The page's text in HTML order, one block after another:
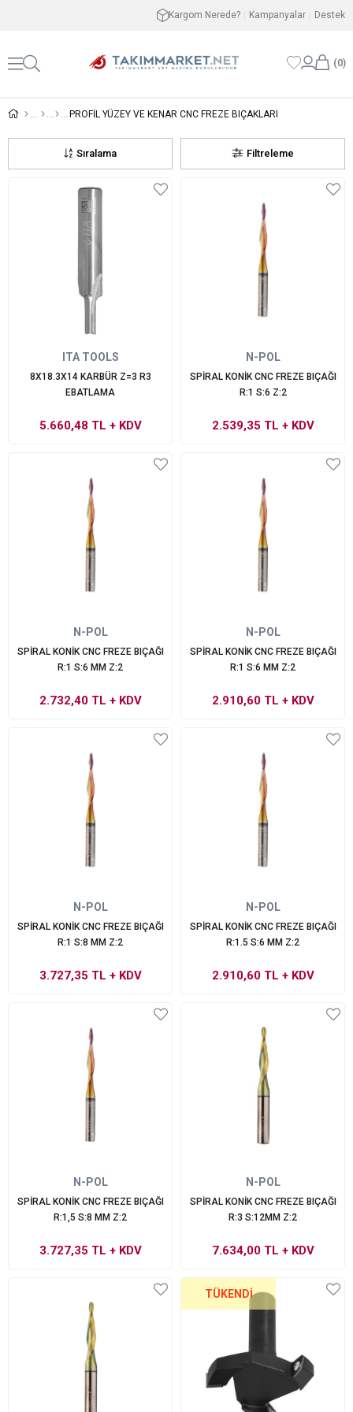
Kargom Nerede? Kampanyalar Destek
0
PROFİL YÜZEY VE KENAR CNC FREZE BIÇAKLARI
Filtreleme
Sıralama
ITA TOOLS
8X18.3X14 KARBÜR Z=3 R3
EBATLAMA
5.660,48 TL + KDV
N-POL
SPİRAL KONİK CNC FREZE BIÇAĞI
R:1 S:6 Z:2
2.539,35 TL + KDV
N-POL
SPİRAL KONİK CNC FREZE BIÇAĞI
R:1 S:6 MM Z:2
2.732,40 TL + KDV
N-POL
SPİRAL KONİK CNC FREZE BIÇAĞI
R:1 S:6 MM Z:2
2.910,60 TL + KDV
N-POL
SPİRAL KONİK CNC FREZE BIÇAĞI
R:1 S:8 MM Z:2
3.727,35 TL + KDV
N-POL
SPİRAL KONİK CNC FREZE BIÇAĞI
R:1.5 S:6 MM Z:2
2.910,60 TL + KDV
N-POL
SPİRAL KONİK CNC FREZE BIÇAĞI
R:1,5 S:8 MM Z:2
3.727,35 TL + KDV
N-POL
SPİRAL KONİK CNC FREZE BIÇAĞI
R:3 S:12MM Z:2
7.634,00 TL + KDV
TÜKENDI